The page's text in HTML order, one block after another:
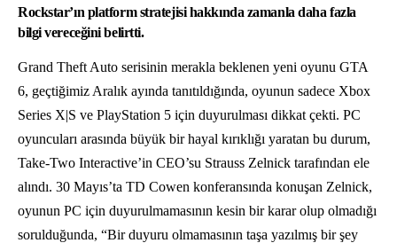
Rockstar’ın platform stratejisi hakkında zamanla daha fazla
bilgi vereceğini belirtti.
Grand Theft Auto serisinin merakla beklenen yeni oyunu GTA
6, geçtiğimiz Aralık ayında tanıtıldığında, oyunun sadece Xbox
Series X|S ve PlayStation 5 için duyurulması dikkat çekti. PC
oyuncuları arasında büyük bir hayal kırıklığı yaratan bu durum,
Take-Two Interactive’in CEO’su Strauss Zelnick tarafından ele
alındı. 30 Mayıs’ta TD Cowen konferansında konuşan Zelnick,
oyunun PC için duyurulmamasının kesin bir karar olup olmadığı
sorulduğunda, “Bir duyuru olmamasının taşa yazılmış bir şey